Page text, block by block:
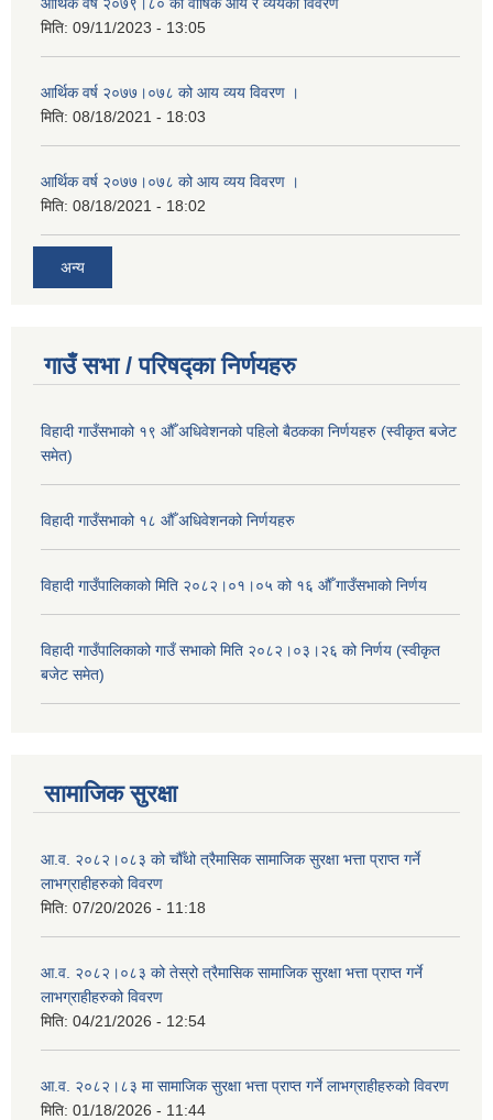
मिति: 09/11/2023 - 13:05
आर्थिक वर्ष २०७७।०७८ को आय व्यय विवरण ।
मिति: 08/18/2021 - 18:03
आर्थिक वर्ष २०७७।०७८ को आय व्यय विवरण ।
मिति: 08/18/2021 - 18:02
अन्य
गाउँ सभा / परिषद्का निर्णयहरु
विहादी गाउँसभाको १९ औँ अधिवेशनको पहिलो बैठकका निर्णयहरु (स्वीकृत बजेट
समेत)
विहादी गाउँसभाको १८ औँ अधिवेशनको निर्णयहरु
विहादी गाउँपालिकाको मिति २०८२।०१।०५ को १६ औँ गाउँसभाको निर्णय
विहादी गाउँपालिकाको गाउँ सभाको मिति २०८२।०३।२६ को निर्णय (स्वीकृत
बजेट समेत)
सामाजिक सुरक्षा
आ.व. २०८२।०८३ को चौँथो त्रैमासिक सामाजिक सुरक्षा भत्ता प्राप्त गर्ने
लाभग्राहीहरुको विवरण
मिति: 07/20/2026 - 11:18
आ.व. २०८२।०८३ को तेस्रो त्रैमासिक सामाजिक सुरक्षा भत्ता प्राप्त गर्ने
लाभग्राहीहरुको विवरण
मिति: 04/21/2026 - 12:54
आ.व. २०८२।८३ मा सामाजिक सुरक्षा भत्ता प्राप्त गर्ने लाभग्राहीहरुको विवरण
मिति: 01/18/2026 - 11:44